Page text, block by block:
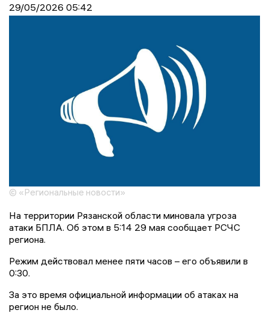
29/05/2026 05:42
© «Региональные новости»
На территории Рязанской области миновала угроза
атаки БПЛА. Об этом в 5:14 29 мая сообщает РСЧС
региона.
Режим действовал менее пяти часов – его объявили в
0:30.
За это время официальной информации об атаках на
регион не было.